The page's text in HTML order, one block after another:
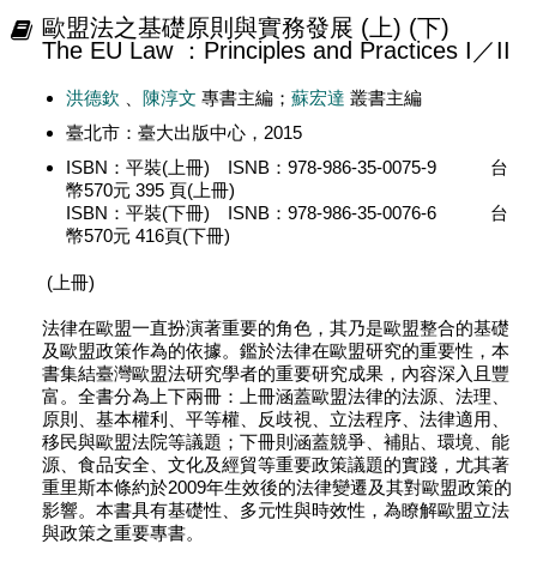
歐盟法之基礎原則與實務發展 (上) (下)
The EU Law ：Principles and Practices I／II
洪德欽 陳淳文 專書主編； 蘇宏達 叢書主編
臺北市：臺大出版中心，2015
ISBN：平裝(上冊) ISNB：978-986-35-0075-9 台
幣570元 395 頁(上冊)
ISBN：平裝(下冊) ISNB：978-986-35-0076-6 台
幣570元 416頁(下冊)
(上冊)
法律在歐盟一直扮演著重要的角色，其乃是歐盟整合的基礎
及歐盟政策作為的依據。鑑於法律在歐盟研究的重要性，本
書集結臺灣歐盟法研究學者的重要研究成果，內容深入且豐
富。全書分為上下兩冊：上冊涵蓋歐盟法律的法源、法理、
原則、基本權利、平等權、反歧視、立法程序、法律適用、
移民與歐盟法院等議題；下冊則涵蓋競爭、補貼、環境、能
源、食品安全、文化及經貿等重要政策議題的實踐，尤其著
重里斯本條約於2009年生效後的法律變遷及其對歐盟政策的
影響。本書具有基礎性、多元性與時效性，為瞭解歐盟立法
與政策之重要專書。